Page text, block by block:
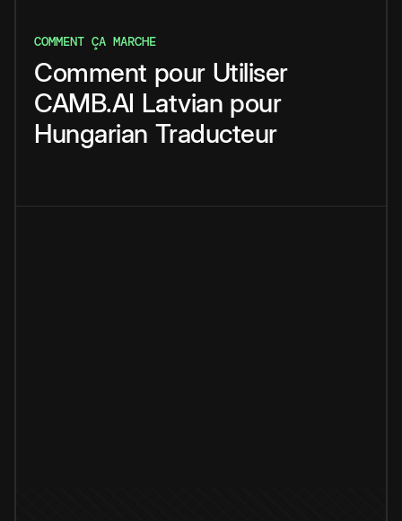
COMMENT ÇA MARCHE
Comment pour Utiliser
CAMB.AI Latvian pour
Hungarian Traducteur